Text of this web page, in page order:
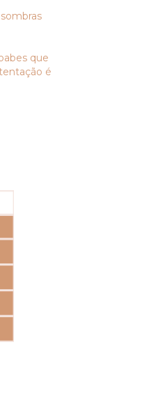
que
é